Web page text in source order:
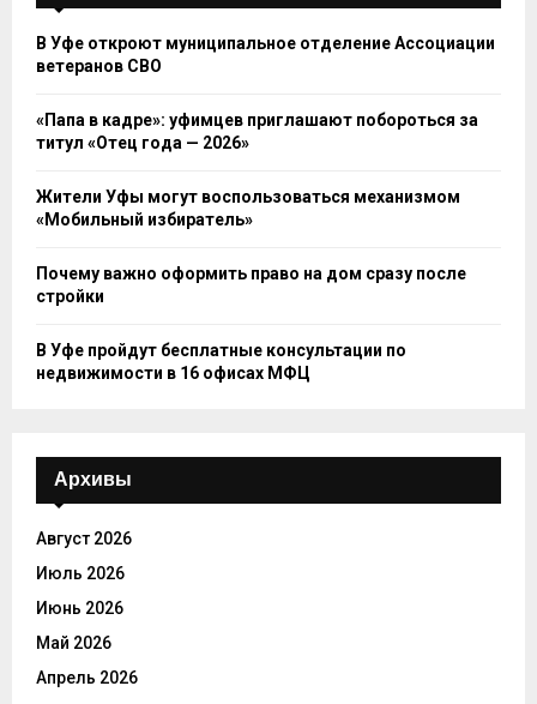
В Уфе откроют муниципальное отделение Ассоциации
ветеранов СВО
«Папа в кадре»: уфимцев приглашают побороться за
титул «Отец года — 2026»
Жители Уфы могут воспользоваться механизмом
«Мобильный избиратель»
Почему важно оформить право на дом сразу после
стройки
В Уфе пройдут бесплатные консультации по
недвижимости в 16 офисах МФЦ
Архивы
Август 2026
Июль 2026
Июнь 2026
Май 2026
Апрель 2026